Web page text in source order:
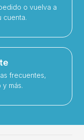
o vuelva a
cuenta.
frecuentes,
más.